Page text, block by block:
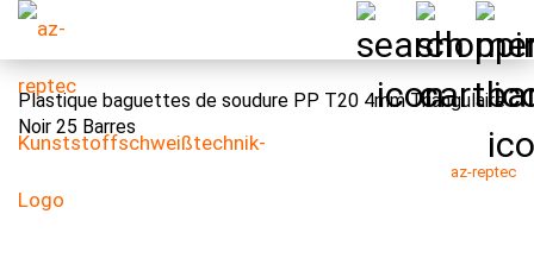
Plastique baguettes de soudure PP T20 4mm Triangulaire
Noir 25 Barres
az-reptec